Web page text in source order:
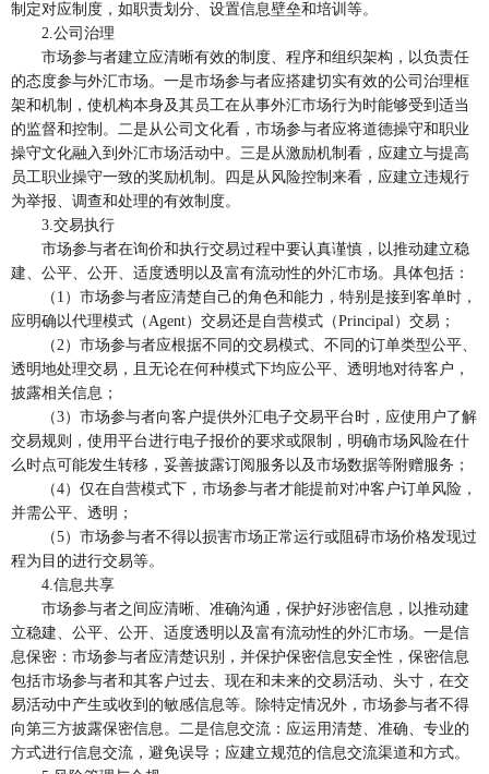
制定对应制度，如职责划分、设置信息壁垒和培训等。
2.公司治理
市场参与者建立应清晰有效的制度、程序和组织架构，以负责任
的态度参与外汇市场。一是市场参与者应搭建切实有效的公司治理框
架和机制，使机构本身及其员工在从事外汇市场行为时能够受到适当
的监督和控制。二是从公司文化看，市场参与者应将道德操守和职业
操守文化融入到外汇市场活动中。三是从激励机制看，应建立与提高
员工职业操守一致的奖励机制。四是从风险控制来看，应建立违规行
为举报、调查和处理的有效制度。
3.交易执行
市场参与者在询价和执行交易过程中要认真谨慎，以推动建立稳
建、公平、公开、适度透明以及富有流动性的外汇市场。具体包括：
（1）市场参与者应清楚自己的角色和能力，特别是接到客单时，
应明确以代理模式（Agent）交易还是自营模式（Principal）交易；
（2）市场参与者应根据不同的交易模式、不同的订单类型公平、
透明地处理交易，且无论在何种模式下均应公平、透明地对待客户，
披露相关信息；
（3）市场参与者向客户提供外汇电子交易平台时，应使用户了解
交易规则，使用平台进行电子报价的要求或限制，明确市场风险在什
么时点可能发生转移，妥善披露订阅服务以及市场数据等附赠服务；
（4）仅在自营模式下，市场参与者才能提前对冲客户订单风险，
并需公平、透明；
（5）市场参与者不得以损害市场正常运行或阻碍市场价格发现过
程为目的进行交易等。
4.信息共享
市场参与者之间应清晰、准确沟通，保护好涉密信息，以推动建
立稳建、公平、公开、适度透明以及富有流动性的外汇市场。一是信
息保密：市场参与者应清楚识别，并保护保密信息安全性，保密信息
包括市场参与者和其客户过去、现在和未来的交易活动、头寸，在交
易活动中产生或收到的敏感信息等。除特定情况外，市场参与者不得
向第三方披露保密信息。二是信息交流：应运用清楚、准确、专业的
方式进行信息交流，避免误导；应建立规范的信息交流渠道和方式。